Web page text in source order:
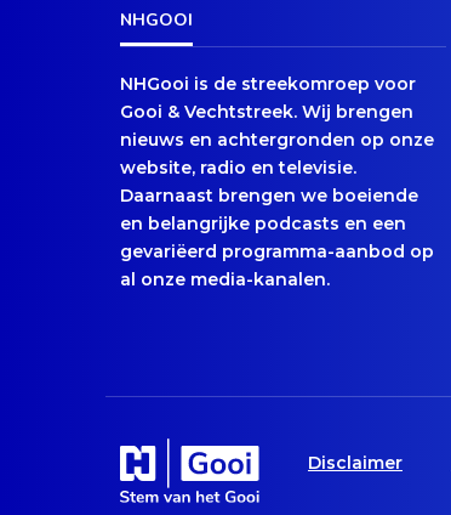
NHGOOI
NHGooi is de streekomroep voor
Gooi & Vechtstreek. Wij brengen
nieuws en achtergronden op onze
website, radio en televisie.
Daarnaast brengen we boeiende
en belangrijke podcasts en een
gevariëerd programma-aanbod op
al onze media-kanalen.
Disclaimer